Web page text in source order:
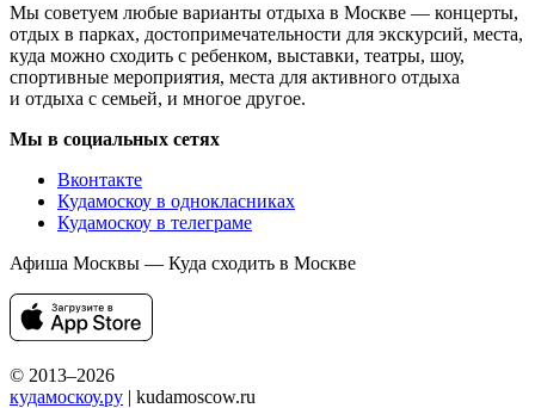
Мы советуем любые варианты отдыха в Москве — концерты,
отдых в парках, достопримечательности для экскурсий, места,
куда можно сходить с ребенком, выставки, театры, шоу,
спортивные мероприятия, места для активного отдыха
и отдыха с семьей, и многое другое.
Мы в социальных сетях
Вконтакте
Кудамоскоу в однокласниках
Кудамоскоу в телеграме
Афиша Москвы — Куда сходить в Москве
© 2013–2026
кудамоскоу.ру | kudamoscow.ru